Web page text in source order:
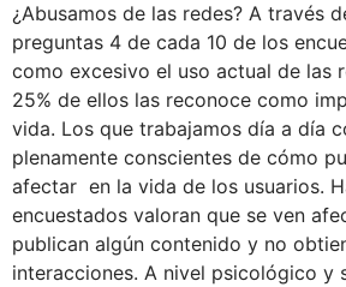
¿Abusamos de las redes? A través
preguntas 4 de cada 10 de los
como excesivo el uso actual de las
25% de ellos las reconoce como
vida. Los que trabajamos día a día
plenamente conscientes de cómo
afectar en la vida de los usuarios.
encuestados valoran que se ven
publican algún contenido y no
interacciones. A nivel psicológico y